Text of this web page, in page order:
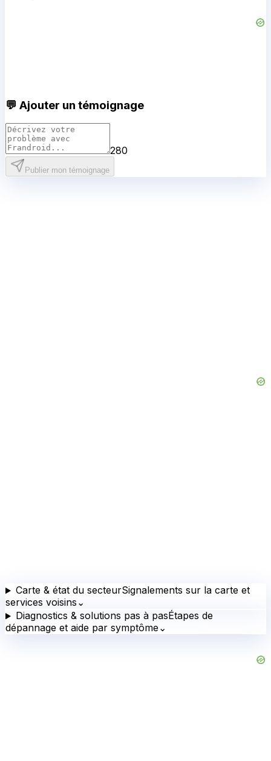
💬 Ajouter un témoignage
280
Publier mon témoignage
Carte & état du secteurSignalements sur la carte et
services voisins ⌄
Diagnostics & solutions pas à pasÉtapes de
dépannage et aide par symptôme⌄